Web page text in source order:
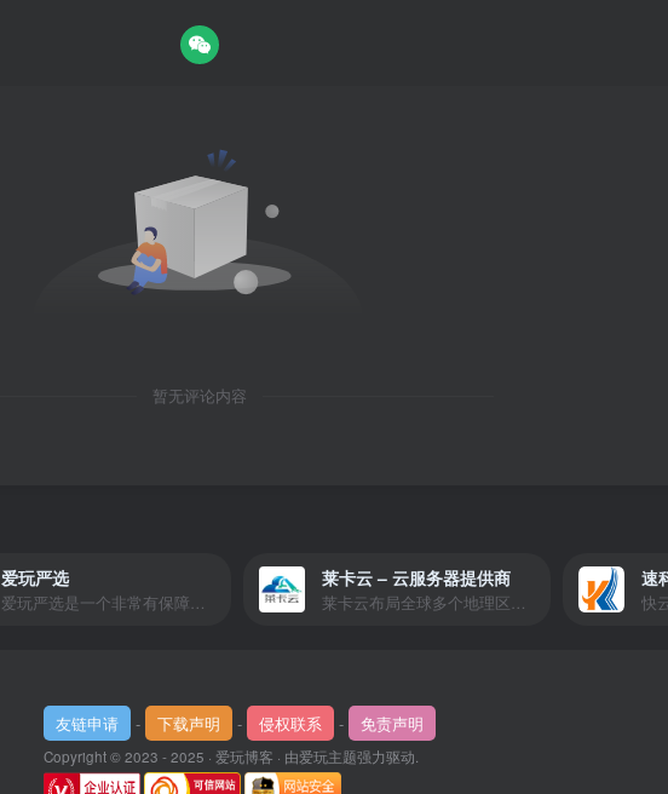
暂无评论内容
爱玩严选
爱玩严选是一个非常有保障且性价比极高的虚拟商城，包括但不限于苹果证书、技术指导、会员充值等多种虚拟服务！
莱卡云 – 云服务器提供商
莱卡云布局全球多个地理区域。提供服务有：境外云服务器、国内云服务器、独立服务器、服务器托管、CDN、SSL证书、游戏服务器等业务。
速
友链申请 - 下载声明 - 侵权联系 - 免责声明
Copyright © 2023 - 2025 · 爱玩博客 · 由爱玩主题强力驱动.